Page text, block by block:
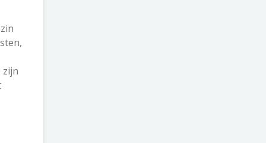
zijn